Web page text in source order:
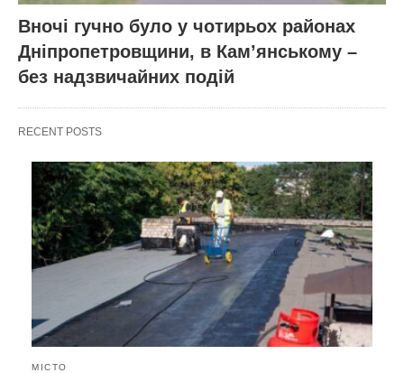
Вночі гучно було у чотирьох районах
Дніпропетровщини, в Кам’янському –
без надзвичайних подій
RECENT POSTS
МІСТО